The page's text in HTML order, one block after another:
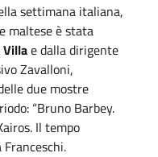
settimana italiana,
maltese è stata
Villae dalla dirigente
Zavalloni,
due mostre
“Bruno Barbey.
Il tempo